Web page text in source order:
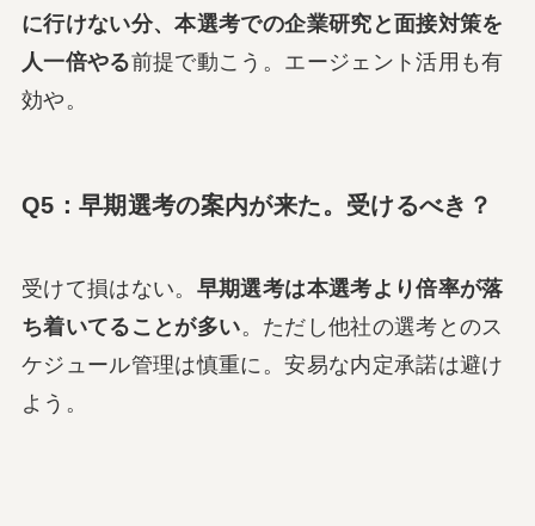
に行けない分、本選考での企業研究と面接対策を
人一倍やる前提で動こう。エージェント活用も有
効や。
Q5：早期選考の案内が来た。受けるべき？
受けて損はない。 早期選考は本選考より倍率が落
ち着いてることが多い。ただし他社の選考とのス
ケジュール管理は慎重に。安易な内定承諾は避け
よう。